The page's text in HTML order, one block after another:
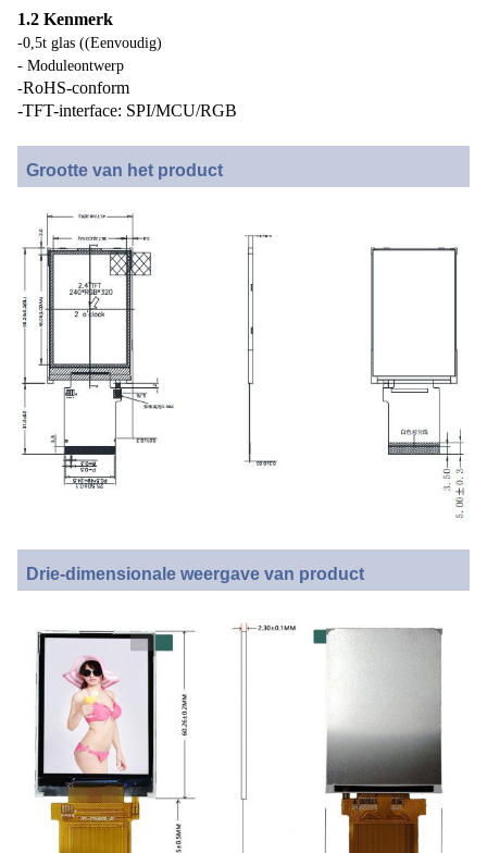
1.2 Kenmerk
-0,5t glas ((Eenvoudig)
- Moduleontwerp
-RoHS-conform
-TFT-interface: SPI/MCU/RGB
Grootte van het product
Drie-dimensionale weergave van product